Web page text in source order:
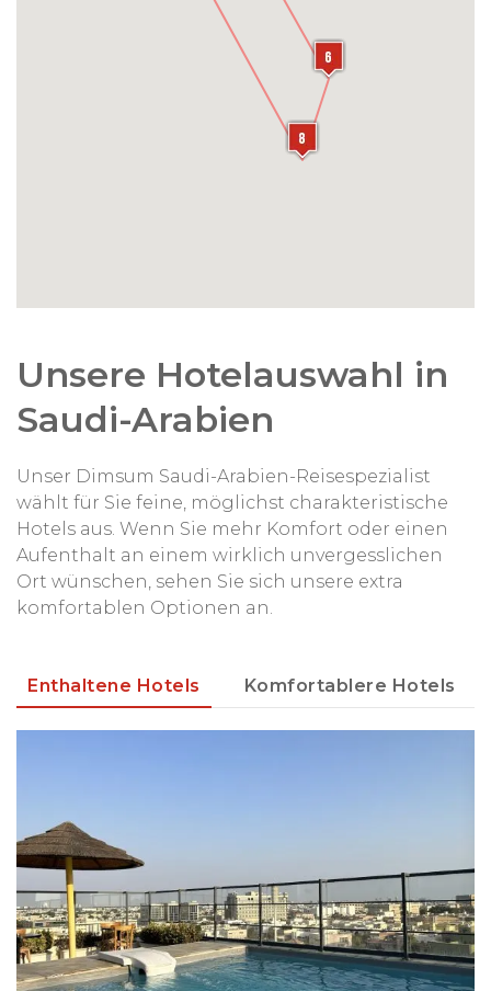
Unsere Hotelauswahl in
Saudi-Arabien
Unser Dimsum Saudi-Arabien-Reisespezialist
wählt für Sie feine, möglichst charakteristische
Hotels aus. Wenn Sie mehr Komfort oder einen
Aufenthalt an einem wirklich unvergesslichen
Ort wünschen, sehen Sie sich unsere extra
komfortablen Optionen an.
Enthaltene Hotels Komfortablere Hotels